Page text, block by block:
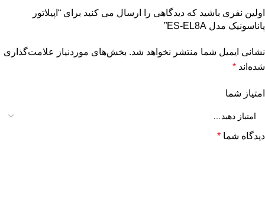
اولین نفری باشید که دیدگاهی را ارسال می کنید برای “اپیلاتور
پاناسونیک مدل ES-EL8A”
نشانی ایمیل شما منتشر نخواهد شد. بخش‌های موردنیاز علامت‌گذاری
شده‌اند *
امتیاز شما
دیدگاه شما *